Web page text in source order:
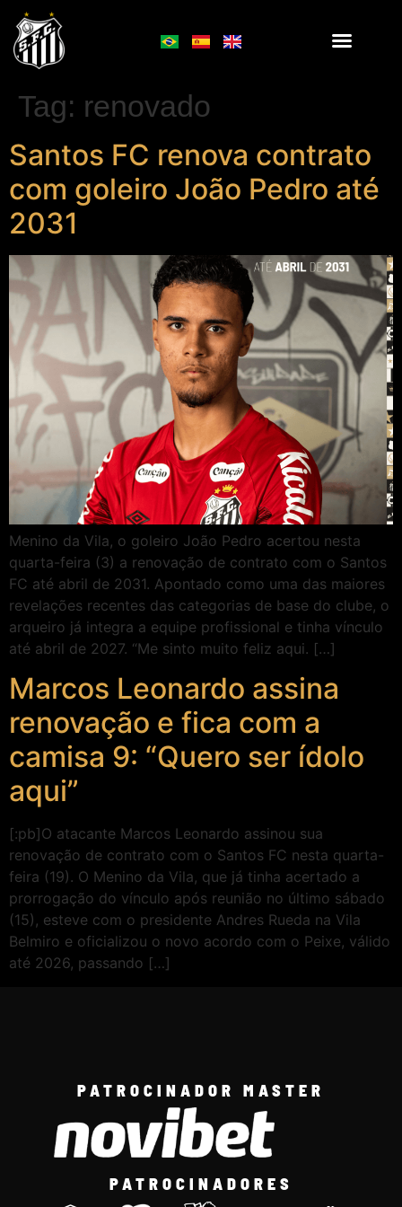
Tag: renovado
Santos FC renova contrato
com goleiro João Pedro até
2031
Menino da Vila, o goleiro João Pedro acertou nesta
quarta-feira (3) a renovação de contrato com o Santos
FC até abril de 2031. Apontado como uma das maiores
revelações recentes das categorias de base do clube, o
arqueiro já integra a equipe profissional e tinha vínculo
até abril de 2027. “Me sinto muito feliz aqui. […]
Marcos Leonardo assina
renovação e fica com a
camisa 9: “Quero ser ídolo
aqui”
[:pb]O atacante Marcos Leonardo assinou sua
renovação de contrato com o Santos FC nesta quarta-
feira (19). O Menino da Vila, que já tinha acertado a
prorrogação do vínculo após reunião no último sábado
(15), esteve com o presidente Andres Rueda na Vila
Belmiro e oficializou o novo acordo com o Peixe, válido
até 2026, passando […]
PATROCINADOR MASTER
PATROCINADORES